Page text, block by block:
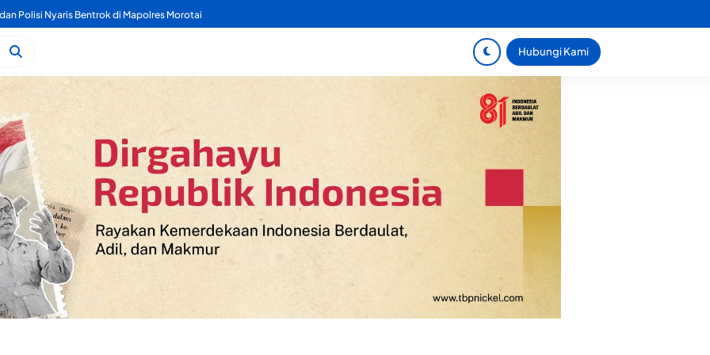
PP Dukung Pengamanan Mitita Resort
Hubungi Kami